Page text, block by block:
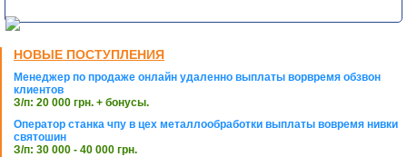
НОВЫЕ ПОСТУПЛЕНИЯ
Менеджер по продаже онлайн удаленно выплаты ворвремя обзвон
клиентов
З/п: 20 000 грн. + бонусы.
Оператор станка чпу в цех металлообработки выплаты вовремя нивки
святошин
З/п: 30 000 - 40 000 грн.